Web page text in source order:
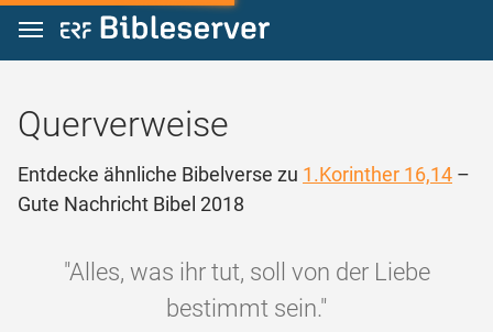
Zum Inhalt springen
Querverweise
Entdecke ähnliche Bibelverse zu 1.Korinther 16,14 –
Gute Nachricht Bibel 2018
"Alles, was ihr tut, soll von der Liebe
bestimmt sein."